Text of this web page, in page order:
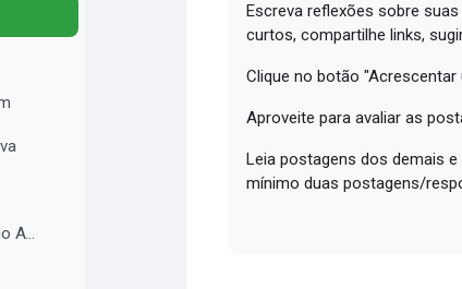
Engajamento de alunos no AVA e Desempenho Acadêmico
Escreva reflexões sobre
curtos, compartilhe links,
Clique no botão
Aproveite para avaliar as
Leia postagens dos demais
mínimo duas postagens/